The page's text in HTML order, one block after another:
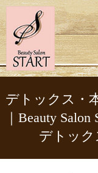
デトックス・
｜Beauty
デトッ